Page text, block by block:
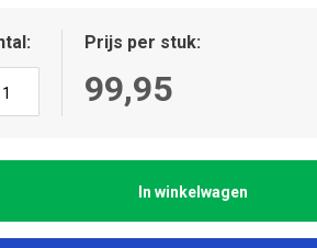
Prijs per stuk
99,95
In winkelwagen